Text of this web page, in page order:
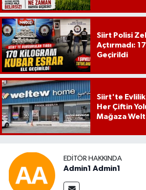
Siirt Polisi
Açtırmadı:
Geçirildi
Siirt'te Evlilik
Her Çiftin
Mağaza
EDITÖR HAKKINDA
Admin1 Admin1